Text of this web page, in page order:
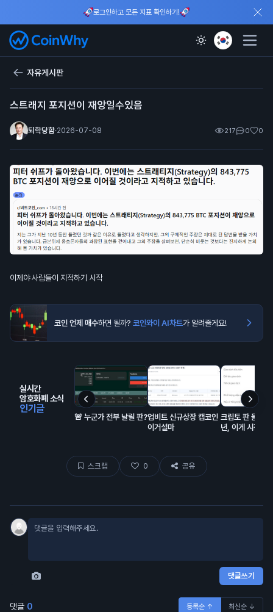
로그인하고 모든 지표 확인하기!
자유게시판
스트래지 포지션이 재앙일수있음
퇴학당함·2026-07-08 217 0 0
이제야 사람들이 지적하기 시작
코인 언제 매수하면 될까? 코인와이 AI차트가 알려줄게요!
실시간
암호화폐 소식
인기글
🚨 누군가 전부 날릴 판?업비트 신규상장 캡코인
이거설마
크립토 판 들어
년, 이게 시장에
스크랩 0 공유
댓글쓰기
댓글 0 등록순 ↑ 최신순 ↓